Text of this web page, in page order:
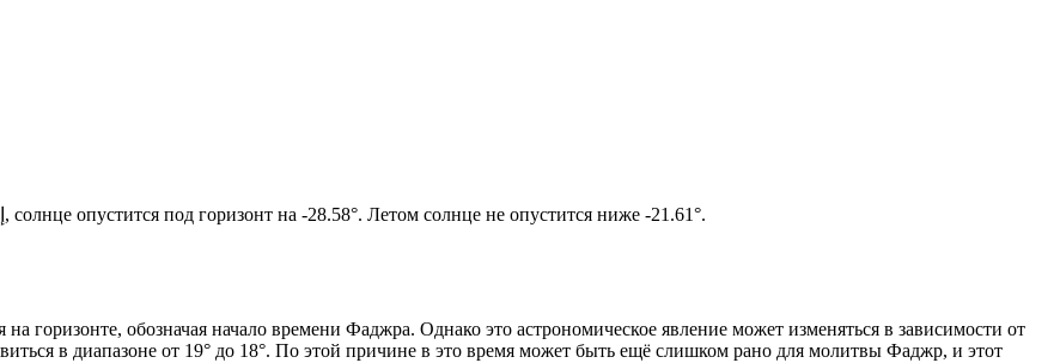
Новый день по солнечному календарю. Сегодня, إن شاء الله, солнце опустится под горизонт на -28.58°. Летом солнце не опустится ниже -21.61°.
горизонте, обозначая начало времени Фаджра. Однако это астрономическое явление может изменяться в зависимости от
в диапазоне от 19° до 18°. По этой причине в это время может быть ещё слишком рано для молитвы Фаджр, и этот